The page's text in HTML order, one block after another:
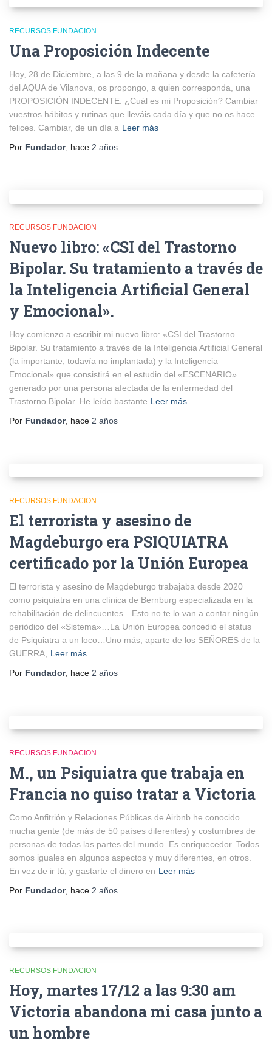
RECURSOS FUNDACION
Una Proposición Indecente
Hoy, 28 de Diciembre, a las 9 de la mañana y desde la cafetería
del AQUA de Vilanova, os propongo, a quien corresponda, una
PROPOSICIÓN INDECENTE. ¿Cuál es mi Proposición? Cambiar
vuestros hábitos y rutinas que lleváis cada día y que no os hace
felices. Cambiar, de un día a Leer más
Por Fundador, hace 2 años
RECURSOS FUNDACION
Nuevo libro: «CSI del Trastorno
Bipolar. Su tratamiento a través de
la Inteligencia Artificial General
y Emocional».
Hoy comienzo a escribir mi nuevo libro: «CSI del Trastorno
Bipolar. Su tratamiento a través de la Inteligencia Artificial General
(la importante, todavía no implantada) y la Inteligencia
Emocional» que consistirá en el estudio del «ESCENARIO»
generado por una persona afectada de la enfermedad del
Trastorno Bipolar. He leído bastante Leer más
Por Fundador, hace 2 años
RECURSOS FUNDACION
El terrorista y asesino de
Magdeburgo era PSIQUIATRA
certificado por la Unión Europea
El terrorista y asesino de Magdeburgo trabajaba desde 2020
como psiquiatra en una clínica de Bernburg especializada en la
rehabilitación de delincuentes…Esto no te lo van a contar ningún
periódico del «Sistema»…La Unión Europea concedió el status
de Psiquiatra a un loco…Uno más, aparte de los SEÑORES de la
GUERRA, Leer más
Por Fundador, hace 2 años
RECURSOS FUNDACION
M., un Psiquiatra que trabaja en
Francia no quiso tratar a Victoria
Como Anfitrión y Relaciones Públicas de Airbnb he conocido
mucha gente (de más de 50 países diferentes) y costumbres de
personas de todas las partes del mundo. Es enriquecedor. Todos
somos iguales en algunos aspectos y muy diferentes, en otros.
En vez de ir tú, y gastarte el dinero en Leer más
Por Fundador, hace 2 años
RECURSOS FUNDACION
Hoy, martes 17/12 a las 9:30 am
Victoria abandona mi casa junto a
un hombre